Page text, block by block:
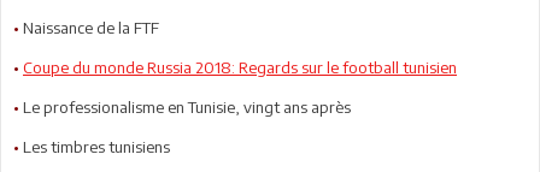
• Naissance de la FTF
• Coupe du monde Russia 2018: Regards sur le football tunisien
• Le professionalisme en Tunisie, vingt ans après
• Les timbres tunisiens